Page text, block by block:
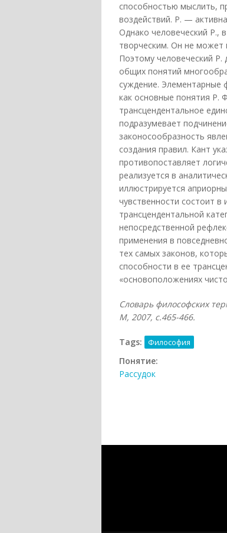
способностью мыслить,
воздействий. Р. —
Однако человеческий Р.,
творческим. Он не может
Поэтому человеческий Р.
общих понятий
суждение. Элементарные
как основные понятия Р.
трансцендентальное
подразумевает
законосообразность
создания правил. Кант
противопоставляет
реализуется в
иллюстрируется
чувственности состоит
трансцендентальной
непосредственной
применения в
тех самых законов,
способности в ее
«основоположениях
Словарь философских
М, 2007, с.465-466.
Tags: Философия
Понятие:
Рассудок